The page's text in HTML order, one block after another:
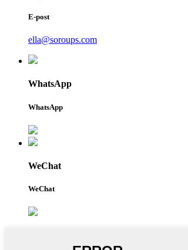
E-post
ella@soroups.com
WhatsApp
WhatsApp
WeChat
WeChat